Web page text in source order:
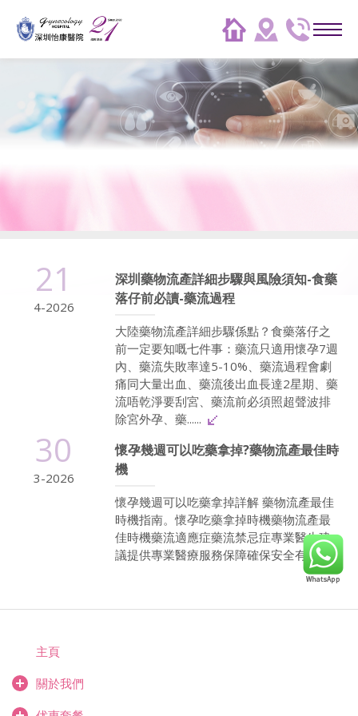
21
4-2026
深圳藥物流產詳細步驟與風險須知-食藥
落仔前必讀-藥流過程
大陸藥物流產詳細步驟係點？食藥落仔之
前一定要知嘅七件事：藥流只適用懷孕7週
內、藥流失敗率達5-10%、藥流過程會劇
痛同大量出血、藥流後出血長達2星期、藥
流唔乾淨要刮宮、藥流前必須照超聲波排
除宮外孕、藥......
30
3-2026
懷孕幾週可以吃藥拿掉?藥物流產最佳時
機
懷孕幾週可以吃藥拿掉詳解 藥物流產最佳
時機指南。懷孕吃藥拿掉時機藥物流產最
佳時機藥流適應症藥流禁忌症專業醫生建
議提供專業醫療服務保障確保安全有效...
主頁
關於我們